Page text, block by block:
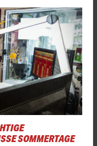
SOMMERTAGE